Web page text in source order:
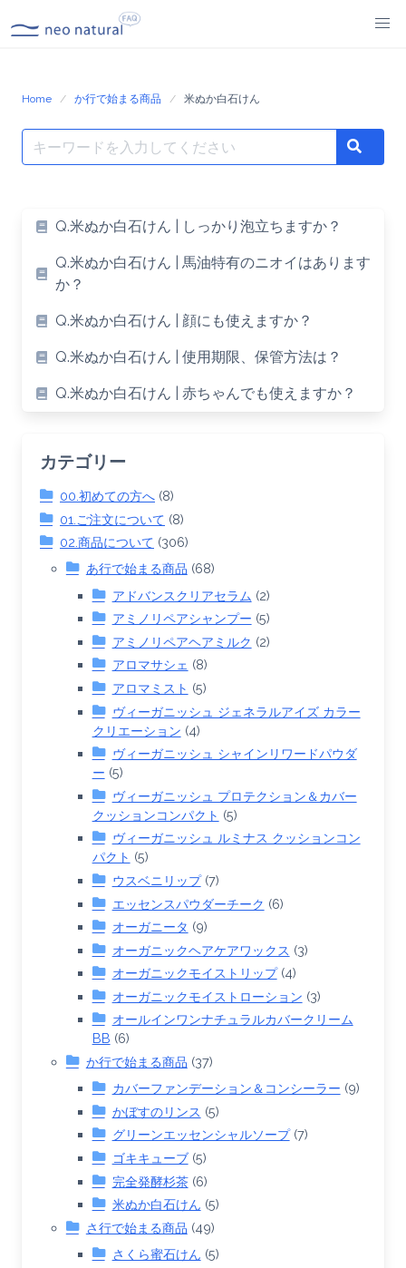
to
Home か行で始まる商品 米ぬか白石けん
Search
for:
Search
カテゴリー
00.初めての方へ (8)
01.ご注文について (8)
02.商品について (306)
あ行で始まる商品 (68)
アドバンスクリアセラム (2)
アミノリペアシャンプー (5)
アミノリペアヘアミルク (2)
アロマサシェ (8)
アロマミスト (5)
ヴィーガニッシュ ジェネラルアイズ カラー
クリエーション (4)
ヴィーガニッシュ シャインリワードパウダ
ー (5)
ヴィーガニッシュ プロテクション＆カバー
クッションコンパクト (5)
ヴィーガニッシュ ルミナス クッションコン
パクト (5)
ウスベニリップ(7)
エッセンスパウダーチーク (6)
オーガニータ (9)
オーガニックヘアケアワックス (3)
オーガニックモイストリップ(4)
オーガニックモイストローション (3)
オールインワンナチュラルカバークリーム
BB (6)
か行で始まる商品 (37)
カバーファンデーション＆コンシーラー (9)
かぼすのリンス (5)
グリーンエッセンシャルソープ(7)
ゴキキューブ(5)
完全発酵杉茶(6)
米ぬか白石けん (5)
さ行で始まる商品 (49)
さくら蜜石けん (5)
Q.米ぬか白石けん | しっかり泡立ちますか？
Q.米ぬか白石けん | 馬油特有のニオイはあります
か？
Q.米ぬか白石けん | 顔にも使えますか？
Q.米ぬか白石けん | 使用期限、保管方法は？
Q.米ぬか白石けん | 赤ちゃんでも使えますか？